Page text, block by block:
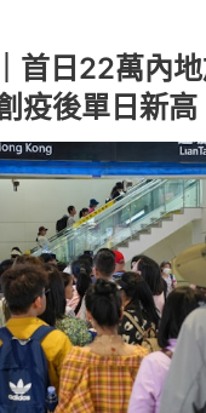
首日22萬內
疫後單日新高